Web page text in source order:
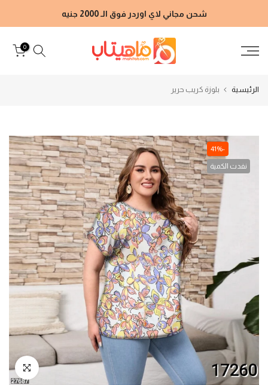
إلى
شحن مجاني لاي اوردر فوق الـ 2000 جنيه
0
الرئيسية بلوزة كريب حرير
-41%
نفدت الكمية
انقر للتكبير